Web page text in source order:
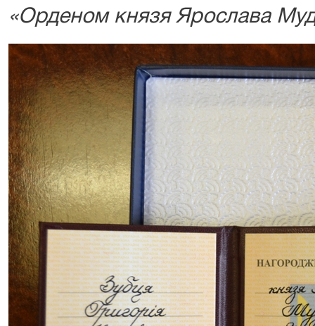
«Орденом князя Ярослава